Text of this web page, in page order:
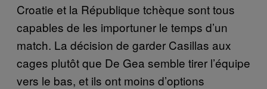
Croatie et la République tchèque sont tous
capables de les importuner le temps d’un
match. La décision de garder Casillas aux
cages plutôt que De Gea semble tirer l’équipe
vers le bas, et ils ont moins d’options